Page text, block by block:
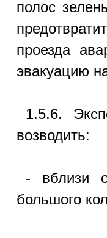
полос
проезда
эвакуацию
1.5.6.
возводить:
- вблизи
большого